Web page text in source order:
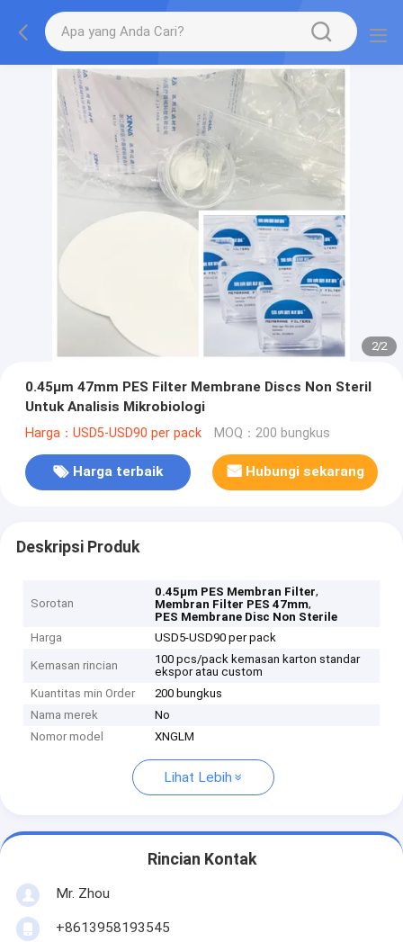
2/2
0.45μm 47mm PES Filter Membrane Discs Non Steril
Untuk Analisis Mikrobiologi
Harga：USD5-USD90 per pack MOQ：200 bungkus
Harga terbaik Hubungi sekarang
Deskripsi Produk
Sorotan
0.45μm PES Membran Filter,
Membran Filter PES 47mm,
PES Membrane Disc Non Sterile
Harga
USD5-USD90 per pack
Kemasan rincian
100 pcs/pack kemasan karton standar
ekspor atau custom
Kuantitas min Order
200 bungkus
Nama merek
No
Nomor model
XNGLM
Lihat Lebih
Rincian Kontak
Mr. Zhou
+8613958193545